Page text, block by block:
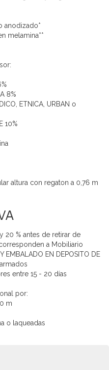
anodizado*
melamina**
8%
ETNICA, URBAN o
10%
altura con regaton a 0,76 m
20 % antes de retirar de
a Mobiliario
EMBALADO EN DEPOSITO DE
entre 15 - 20 días
por:
m
o laqueadas